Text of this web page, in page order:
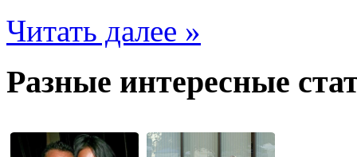
Читать далее »
Разные интересные